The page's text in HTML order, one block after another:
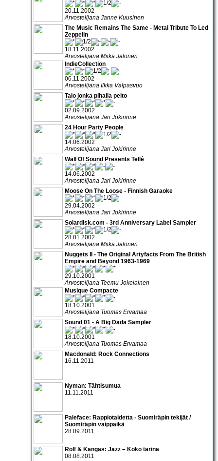
20.11.2002
Arvostelijana Janne Kuusinen
The Music Remains The Same - Metal Tribute To Led
Zeppelin
18.11.2002
Arvostelijana Miika Jalonen
IndieCollection
06.11.2002
Arvostelijana Ilkka Valpasvuo
Talo jonka pihalla pelto
02.09.2002
Arvostelijana Jari Jokirinne
24 Hour Party People
14.06.2002
Arvostelijana Jari Jokirinne
Wall Of Sound Presents Tellé
14.06.2002
Arvostelijana Jari Jokirinne
Moose On The Loose - Finnish Garaoke
29.04.2002
Arvostelijana Jari Jokirinne
Solardisk.com - 3rd Anniversary Label Sampler
28.01.2002
Arvostelijana Miika Jalonen
Nuggets II - The Original Artyfacts From The British
Empire and Beyond 1963-1969
29.10.2001
Arvostelijana Teemu Jokelainen
Musique Compacte
18.10.2001
Arvostelijana Tuomas Ervamaa
Sound 01 - A Big Dada Sampler
18.10.2001
Arvostelijana Tuomas Ervamaa
Macdonald: Rock Connections
16.11.2011
Nyman: Tähtisumua
11.11.2011
Paleface: Rappiotaidetta - Suomiräpin tekijät /
Suomiräpin vaippaikä
28.09.2011
Rolf & Kangas: Jazz – Koko tarina
08.08.2011